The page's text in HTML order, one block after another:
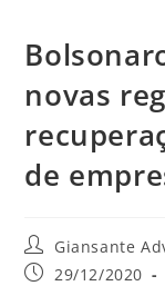
novas
de
Giansante
29/12/2020